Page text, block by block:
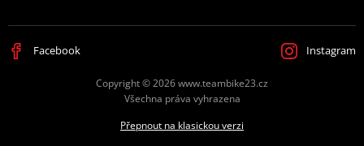
Facebook Instagram
Copyright © 2026 www.teambike23.cz
Všechna práva vyhrazena
Přepnout na klasickou verzi